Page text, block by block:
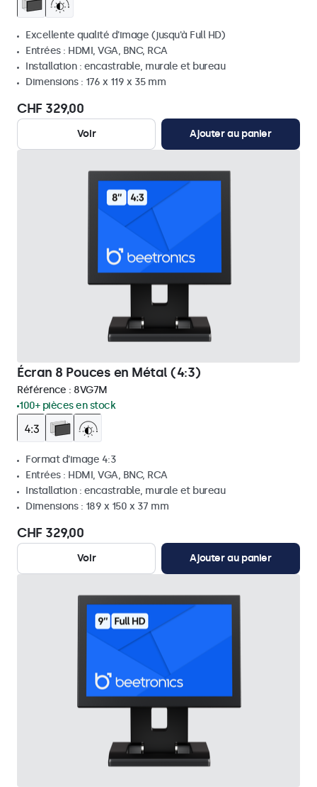
Excellente qualité d'image (jusqu'à Full HD)
Entrées : HDMI, VGA, BNC, RCA
Installation : encastrable, murale et bureau
Dimensions : 176 x 119 x 35 mm
CHF 329,00
Voir Ajouter au panier
Écran 8 Pouces en Métal (4:3)
Référence : 8VG7M
100+ pièces en stock
Format d'image 4:3
Entrées : HDMI, VGA, BNC, RCA
Installation : encastrable, murale et bureau
Dimensions : 189 x 150 x 37 mm
CHF 329,00
Voir Ajouter au panier